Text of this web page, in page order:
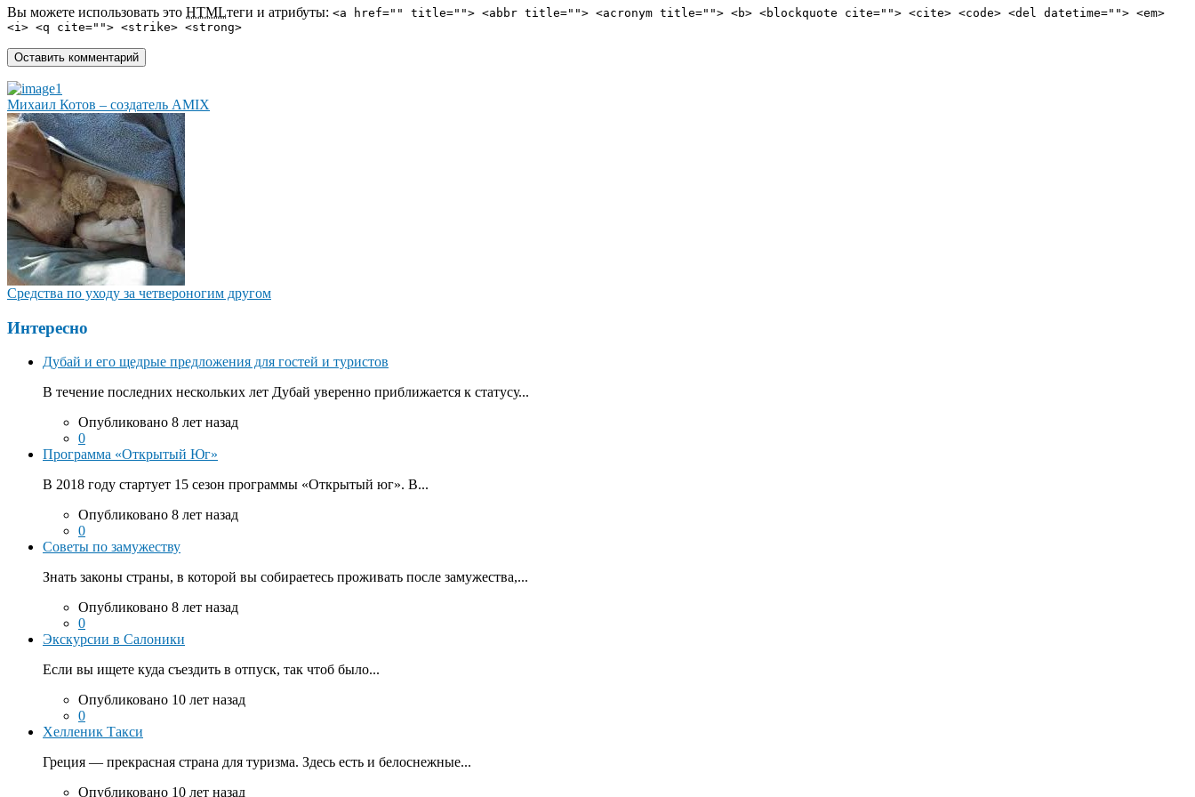
Вы можете использовать это HTMLтеги и атрибуты: <a href="" title=""> <abbr title=""> <acronym title=""> <b> <blockquote cite=""> <cite> <code> <del datetime=""> <em>
<i> <q cite=""> <strike> <strong>
Михаил Котов – создатель AMIX
Средства по уходу за четвероногим другом
Интересно
Дубай и его щедрые предложения для гостей и туристов
В течение последних нескольких лет Дубай уверенно приближается к статусу...
Опубликовано 8 лет назад
0
Программа «Открытый Юг»
В 2018 году стартует 15 сезон программы «Открытый юг». В...
Опубликовано 8 лет назад
0
Советы по замужеству
Знать законы страны, в которой вы собираетесь проживать после замужества,...
Опубликовано 8 лет назад
0
Экскурсии в Салоники
Если вы ищете куда съездить в отпуск, так чтоб было...
Опубликовано 10 лет назад
0
Хелленик Такси
Греция — прекрасная страна для туризма. Здесь есть и белоснежные...
Опубликовано 10 лет назад